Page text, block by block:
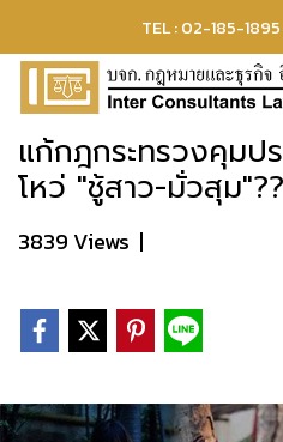
TEL : 02-185-
แก้กฎกระทรวงคุมป
โหว่ "ชู้สาว-มั่วสุม"??
3839 Views |